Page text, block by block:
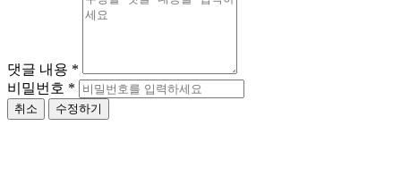
댓글 내용 *
비밀번호 *
취소 수정하기